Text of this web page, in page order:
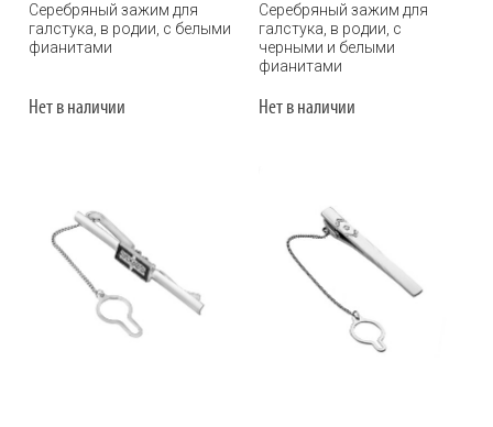
Серебряный зажим для
галстука, в родии, с белыми
фианитами
Нет в наличии
Серебряный зажим для
галстука, в родии, с
черными и белыми
фианитами
Нет в наличии